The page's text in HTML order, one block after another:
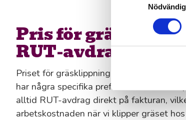
Nödvändig
Pris för
RUT-avdrag ger
Priset för gräsklippning i Huddinge
har några specifika preferenser för hur
alltid RUT-avdrag direkt på fakturan,
arbetskostnaden när vi klipper gräset